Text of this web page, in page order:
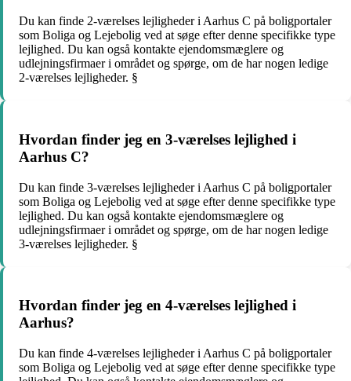
Du kan finde 2-værelses lejligheder i Aarhus C på boligportaler
som Boliga og Lejebolig ved at søge efter denne specifikke type
lejlighed. Du kan også kontakte ejendomsmæglere og
udlejningsfirmaer i området og spørge, om de har nogen ledige
2-værelses lejligheder. §
Hvordan finder jeg en 3-værelses lejlighed i
Aarhus C?
Du kan finde 3-værelses lejligheder i Aarhus C på boligportaler
som Boliga og Lejebolig ved at søge efter denne specifikke type
lejlighed. Du kan også kontakte ejendomsmæglere og
udlejningsfirmaer i området og spørge, om de har nogen ledige
3-værelses lejligheder. §
Hvordan finder jeg en 4-værelses lejlighed i
Aarhus?
Du kan finde 4-værelses lejligheder i Aarhus C på boligportaler
som Boliga og Lejebolig ved at søge efter denne specifikke type